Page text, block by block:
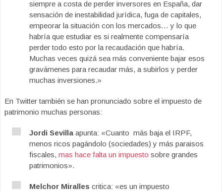
siempre a costa de perder inversores en España, dar
sensación de inestabilidad jurídica, fuga de capitales,
empeorar la situación con los mercados… y lo que
habría que estudiar es si realmente compensaría
perder todo esto por la recaudación que habría.
Muchas veces quizá sea más conveniente bajar esos
gravámenes para recaudar más, a subirlos y perder
muchas inversiones.»
En Twitter también se han pronunciado sobre el impuesto de
patrimonio muchas personas:
Jordi Sevilla apunta: «Cuanto más baja el IRPF,
menos ricos pagándolo (sociedades) y más paraisos
fiscales, mas hace falta un impuesto sobre grandes
patrimonios».
Melchor Miralles critica: «es un impuesto